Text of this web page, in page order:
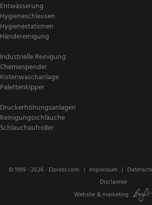
Entwässerung
Hygieneschleusen
Hygienestationen
Händereinigung
Industrielle Reinigung
Chemiespender
Kistenwaschanlage
Palettenkipper
Druckerhöhungsanlagen
Reinigungsschläuche
Schlauchaufroller
© 1999 - 2026 - Elpress.com Impressum
Disclaimer
Website & marketing